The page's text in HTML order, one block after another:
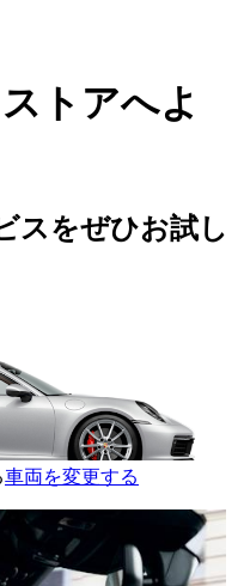
トアへよ
スをぜひお試し
車両を変更する